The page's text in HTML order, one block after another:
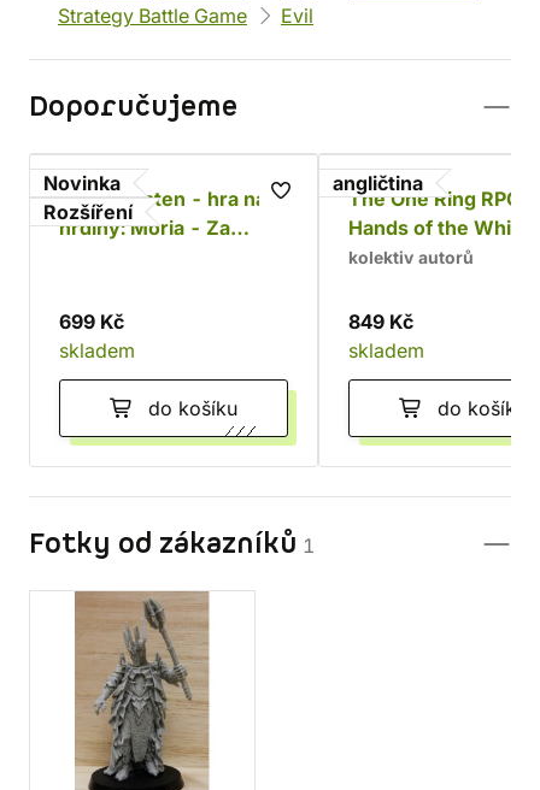
Strategy Battle Game
Evil
Doporučujeme
Novinka
Rozšíření
Jeden prsten - hra na
hrdiny: Moria - Za
699 Kč
skladem
do košíku
angličtina
The One Ring RPG:
Hands of the White
Wizard
kolektiv autorů
849 Kč
skladem
do košíku
Fotky od zákazníků 1